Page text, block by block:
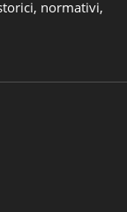
normativi,